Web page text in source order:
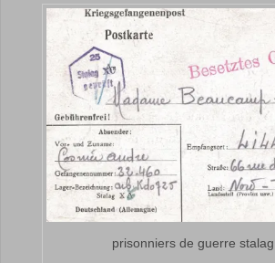
prisonniers de guerre stalag